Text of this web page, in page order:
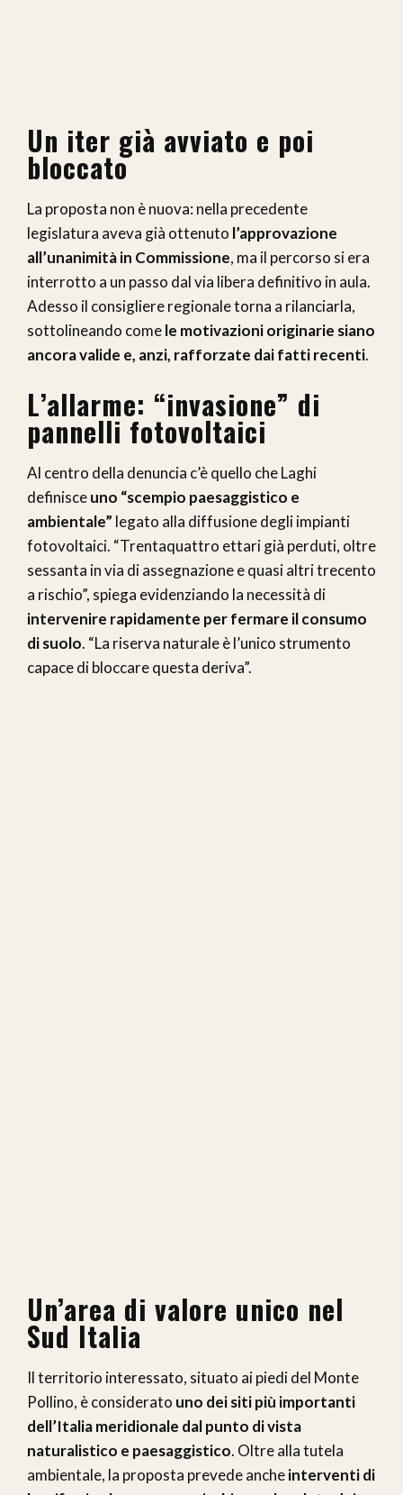
Un iter già avviato e poi
bloccato
La proposta non è nuova: nella precedente
legislatura aveva già ottenuto l’approvazione
all’unanimità in Commissione, ma il percorso si era
interrotto a un passo dal via libera definitivo in aula.
Adesso il consigliere regionale torna a rilanciarla,
sottolineando comele motivazioni originarie siano
ancora valide e, anzi, rafforzate dai fatti recenti.
L’allarme: “invasione” di
pannelli fotovoltaici
Al centro della denuncia c’è quello che Laghi
definisceuno “scempio paesaggistico e
ambientale” legato alla diffusione degli impianti
fotovoltaici. “Trentaquattro ettari già perduti, oltre
sessanta in via di assegnazione e quasi altri trecento
a rischio”, spiega evidenziando la necessità di
intervenire rapidamente per fermare il consumo
di suolo. “La riserva naturale è l’unico strumento
capace di bloccare questa deriva”.
Un’area di valore unico nel
Sud Italia
Il territorio interessato, situato ai piedi del Monte
Pollino, è considerato uno dei siti più importanti
dell’Italia meridionale dal punto di vista
naturalistico e paesaggistico. Oltre alla tutela
ambientale, la proposta prevede ancheinterventi di